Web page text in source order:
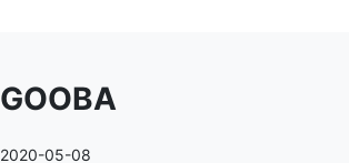
GOOBA
2020-05-08